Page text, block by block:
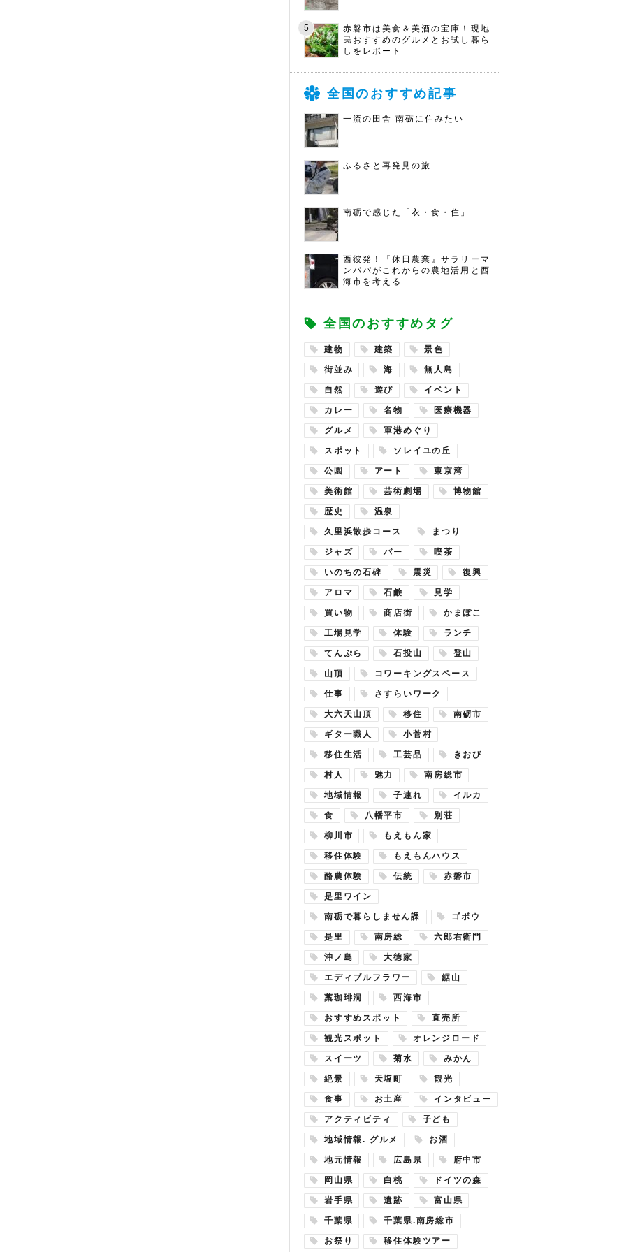
赤磐市は美食＆美酒の宝庫！現地
民おすすめのグルメとお試し暮ら
しをレポート
全国のおすすめ記事
一流の田舎 南砺に住みたい
ふるさと再発見の旅
南砺で感じた「衣・食・住」
西彼発！『休日農業』サラリーマ
ンパパがこれからの農地活用と西
海市を考える
全国のおすすめタグ
建物 建築 景色
街並み 海 無人島
自然 遊び イベント
カレー 名物 医療機器
グルメ 軍港めぐり
スポット ソレイユの丘
公園 アート 東京湾
美術館 芸術劇場 博物館
歴史 温泉
久里浜散歩コース まつり
ジャズ バー 喫茶
いのちの石碑 震災 復興
アロマ 石鹸 見学
買い物 商店街 かまぼこ
工場見学 体験 ランチ
てんぷら 石投山 登山
山頂 コワーキングスペース
仕事 さすらいワーク
大六天山頂 移住 南砺市
ギター職人 小菅村
移住生活 工芸品 きおび
村人 魅力 南房総市
地域情報 子連れ イルカ
食 八幡平市 別荘
柳川市 もえもん家
移住体験 もえもんハウス
酪農体験 伝統 赤磐市
是里ワイン
南砺で暮らしません課 ゴボウ
是里 南房総 六郎右衛門
沖ノ島 大徳家
エディブルフラワー 鋸山
藁珈琲洞 西海市
おすすめスポット 直売所
観光スポット オレンジロード
スイーツ 菊水 みかん
絶景 天塩町 観光
食事 お土産 インタビュー
アクティビティ 子ども
地域情報. グルメ お酒
地元情報 広島県 府中市
岡山県 白桃 ドイツの森
岩手県 遺跡 富山県
千葉県 千葉県.南房総市
お祭り 移住体験ツアー